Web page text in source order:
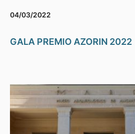
04/03/2022
GALA PREMIO AZORIN 2022